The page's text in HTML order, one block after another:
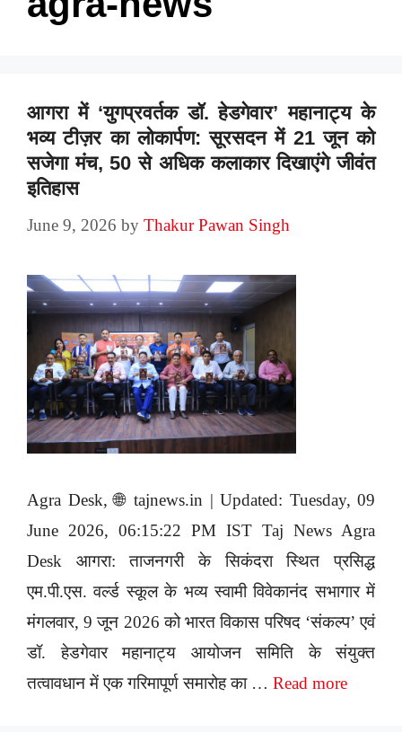
आगरा में ‘युगप्रवर्तक डॉ. हेडगेवार’ महानाट्य के
भव्य टीज़र का लोकार्पण: सूरसदन में 21 जून को
सजेगा मंच, 50 से अधिक कलाकार दिखाएंगे जीवंत
इतिहास
June 9, 2026 by Thakur Pawan Singh
Agra Desk, 🌐 tajnews.in | Updated: Tuesday, 09
June 2026, 06:15:22 PM IST Taj News Agra
Desk आगरा: ताजनगरी के सिकंदरा स्थित प्रसिद्ध
एम.पी.एस. वर्ल्ड स्कूल के भव्य स्वामी विवेकानंद सभागार में
मंगलवार, 9 जून 2026 को भारत विकास परिषद ‘संकल्प’ एवं
डॉ. हेडगेवार महानाट्य आयोजन समिति के संयुक्त
तत्वावधान में एक गरिमापूर्ण समारोह का … Read more